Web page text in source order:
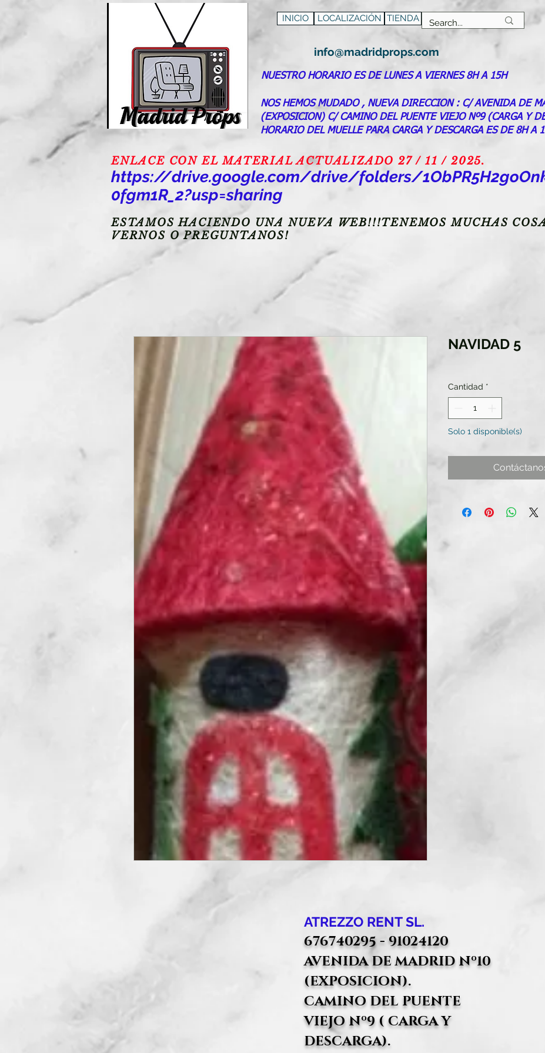
INICIO LOCALIZACIÓN TIENDA
info@madridprops.com
NUESTRO HORARIO ES DE LUNES A VIERNES 8H A 15H
NOS HEMOS MUDADO , NUEVA DIRECCION : C/ AVENIDA DE
(EXPOSICION) C/ CAMINO DEL PUENTE VIEJO Nº9 (CARGA Y
HORARIO DEL MUELLE PARA CARGA Y DESCARGA ES DE 8H A
ENLACE CON EL MATERIAL ACTUALIZADO 27 / 11 / 2025.
https://drive.google.com/drive/folders/
0fgm1R_2?usp=sharing
ESTAMOS HACIENDO UNA NUEVA WEB!!!TENEMOS MUCHAS
VERNOS O PREGUNTANOS!
NAVIDAD 5
Cantidad *
Solo 1 disponible(s)
ATREZZO RENT SL.
676740295 - 91024120
AVENIDA DE MADRID Nº10
(EXPOSICION).
CAMINO DEL PUENTE
VIEJO Nº9 ( CARGA Y
DESCARGA).